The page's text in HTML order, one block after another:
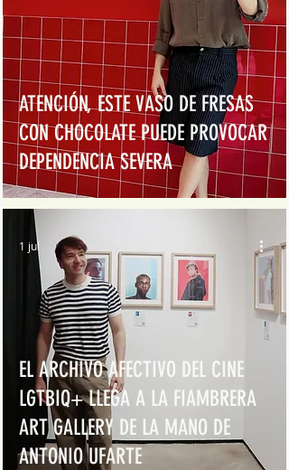
ATENCIÓN, ESTE VASO DE FRESAS
CON CHOCOLATE PUEDE PROVOCAR
DEPENDENCIA SEVERA
EL ARCHIVO AFECTIVO DEL CINE
LGTBIQ+ LLEGA A LA FIAMBRERA
ART GALLERY DE LA MANO DE
ANTONIO UFARTE
1 jul